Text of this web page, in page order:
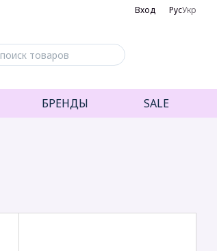
Вход РусУкр
БРЕНДЫ SALE